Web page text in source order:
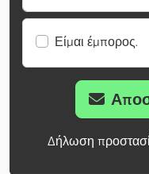
Είμαι έμπορος.
Δήλωση